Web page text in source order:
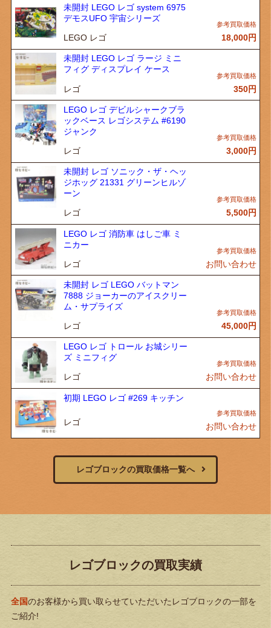
未開封 LEGO レゴ system 6975
デモスUFO 宇宙シリーズ
LEGO レゴ 18,000円
未開封 LEGO レゴ ラージ ミニ
フィグ ディスプレイ ケース
レゴ 350円
LEGO レゴ デビルシャークブラ
ックベース レゴシステム #6190
ジャンク
レゴ 3,000円
未開封 レゴ ソニック・ザ・ヘッ
ジホッグ 21331 グリーンヒルゾ
ーン
レゴ 5,500円
LEGO レゴ 消防車 はしご車 ミ
ニカー
レゴ お問い合わせ
未開封 レゴ LEGO バットマン
7888 ジョーカーのアイスクリー
ム・サプライズ
レゴ 45,000円
LEGO レゴ トロール お城シリー
ズ ミニフィグ
レゴ お問い合わせ
初期 LEGO レゴ #269 キッチン
レゴ お問い合わせ
レゴブロックの買取価格一覧へ
レゴブロックの買取実績
全国のお客様から買い取らせていただいたレゴブロックの一部を
ご紹介!